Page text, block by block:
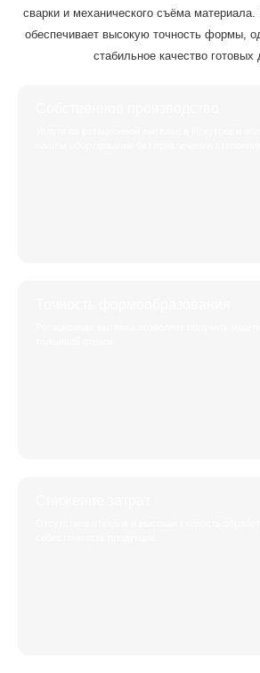
сварки и механического съёма
обеспечивает высокую точность формы,
стабильное качество готовых